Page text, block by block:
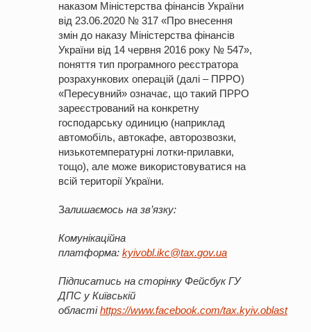
наказом Міністерства фінансів України
від 23.06.2020 № 317 «Про внесення
змін до наказу Міністерства фінансів
України від 14 червня 2016 року № 547»,
поняття тип програмного реєстратора
розрахункових операцій (далі – ПРРО)
«Пересувний» означає, що такий ПРРО
зареєстрований на конкретну
господарську одиницю (наприклад
автомобіль, автокафе, авторозвозки,
низькотемпературні лотки-прилавки,
тощо), але може використовуватися на
всій території України.
Залишаємось на зв’язку:
Комунікаційна
платформа: kyivobl.ikc@tax.gov.ua
Підписатись на сторінку ФейсбукГУ
ДПС у Київській
областіhttps://www.facebook.com/tax.kyiv.oblast